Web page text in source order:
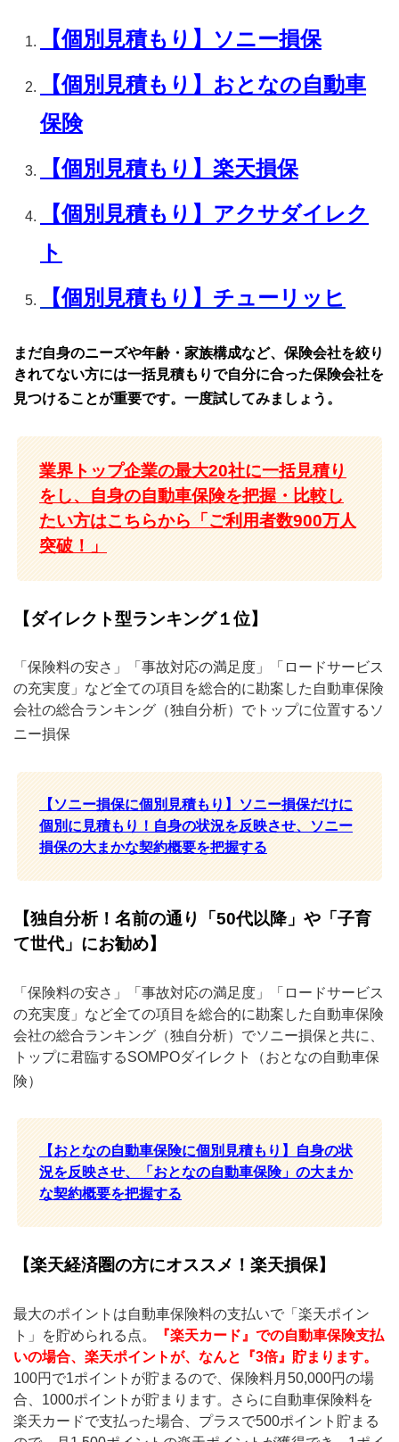
【個別見積もり】ソニー損保
【個別見積もり】おとなの自動車
保険
【個別見積もり】楽天損保
【個別見積もり】アクサダイレク
ト
【個別見積もり】チューリッヒ
まだ自身のニーズや年齢・家族構成など、保険会社を絞り
きれてない方には一括見積もりで自分に合った保険会社を
見つけることが重要です。一度試してみましょう。
業界トップ企業の最大20社に一括見積り
をし、自身の自動車保険を把握・比較し
たい方はこちらから「ご利用者数900万人
突破！」
【ダイレクト型ランキング１位】
「保険料の安さ」「事故対応の満足度」「ロードサービス
の充実度」など全ての項目を総合的に勘案した自動車保険
会社の総合ランキング（独自分析）でトップに位置するソ
ニー損保
【ソニー損保に個別見積もり】ソニー損保だけに
個別に見積もり！自身の状況を反映させ、ソニー
損保の大まかな契約概要を把握する
【独自分析！名前の通り「50代以降」や「子育
て世代」にお勧め】
「保険料の安さ」「事故対応の満足度」「ロードサービス
の充実度」など全ての項目を総合的に勘案した自動車保険
会社の総合ランキング（独自分析）でソニー損保と共に、
トップに君臨するSOMPOダイレクト（おとなの自動車保
険）
【おとなの自動車保険に個別見積もり】自身の状
況を反映させ、「おとなの自動車保険」の大まか
な契約概要を把握する
【楽天経済圏の方にオススメ！楽天損保】
最大のポイントは自動車保険料の支払いで「楽天ポイン
ト」を貯められる点。
『楽天カード』での自動車保険支払
いの場合、楽天ポイントが、なんと『3倍』貯まります。
100円で1ポイントが貯まるので、保険料月50,000円の場
合、1000ポイントが貯まります。さらに自動車保険料を
楽天カードで支払った場合、プラスで500ポイント貯まる